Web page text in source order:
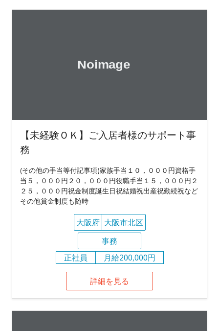
【未経験ＯＫ】ご入居者様のサポート事
務
(その他の手当等付記事項)家族手当１０，０００円資格手
当５，０００円２０，０００円役職手当１５，０００円２
２５，０００円祝金制度誕生日祝結婚祝出産祝勤続祝など
その他賞金制度も随時
大阪府 大阪市北区
事務
正社員
月給200,000円
詳細を見る